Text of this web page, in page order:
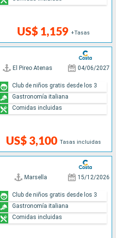
US$ 1,159 +Tasas
El Pireo Atenas 04/06/2027
US$ 3,100 Tasas incluidas
Club de niños gratis desde los 3
Gastronomía italiana
Comidas incluidas
Marsella 15/12/2026
Club de niños gratis desde los 3
Gastronomía italiana
Comidas incluidas